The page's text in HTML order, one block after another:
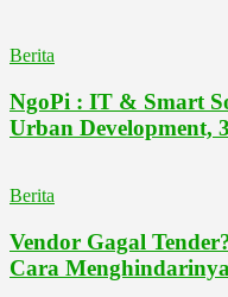
Berita
NgoPi : IT & Smart
Urban Development,
Berita
Vendor Gagal
Cara